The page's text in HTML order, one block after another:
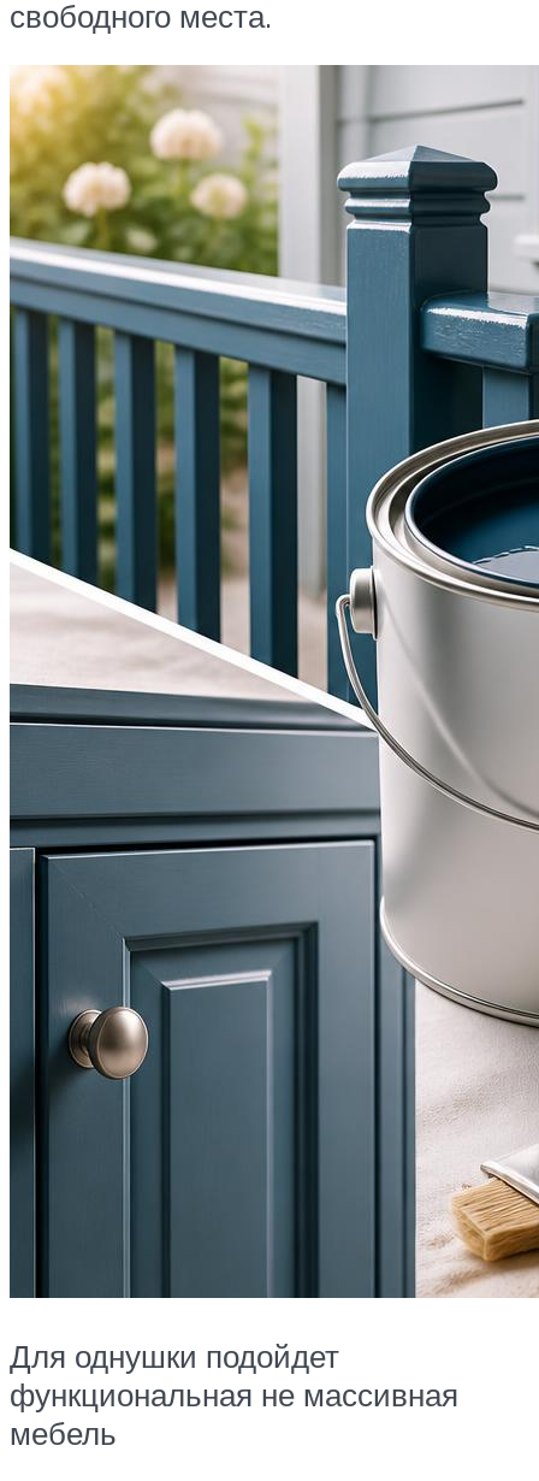
свободного места.
Для однушки подойдет
функциональная не массивная
мебель